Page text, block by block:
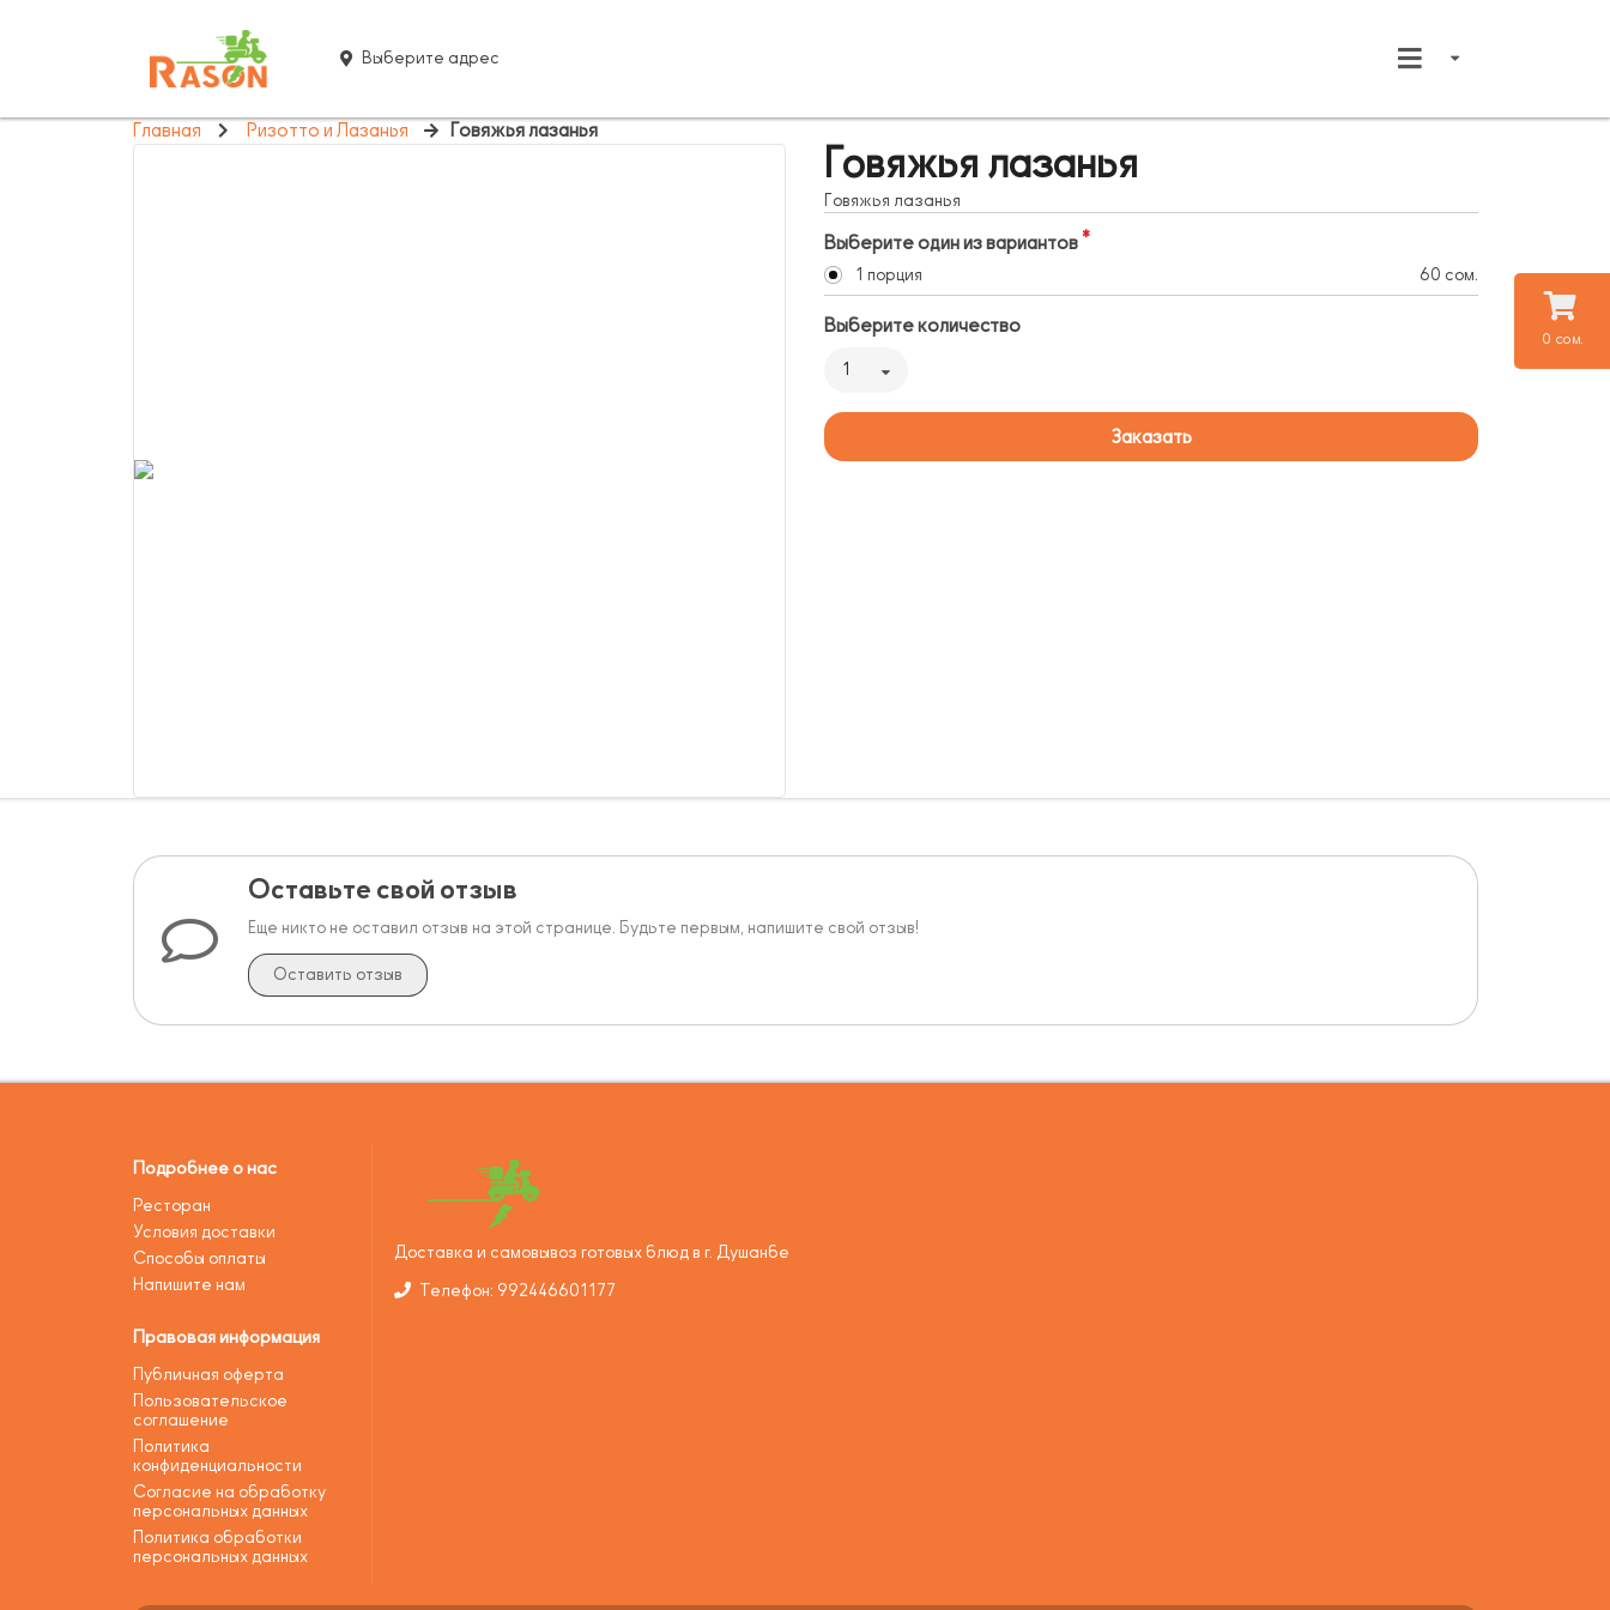
0 сом.
Выберите адрес
Главная Ризотто и Лазанья Говяжья лазанья
Говяжья лазанья
Говяжья лазанья
Выберите один из вариантов
1 порция 60 сом.
Выберите количество
1
Заказать
Оставьте свой отзыв
Еще никто не оставил отзыв на этой странице. Будьте первым, напишите свой отзыв!
Оставить отзыв
Подробнее о нас
Ресторан
Условия доставки
Способы оплаты
Напишите нам
Правовая информация
Публичная оферта
Пользовательское
соглашение
Политика
конфиденциальности
Согласие на обработку
персональных данных
Политика обработки
персональных данных
Доставка и самовывоз готовых блюд в г. Душанбе
Телефон: 992446601177